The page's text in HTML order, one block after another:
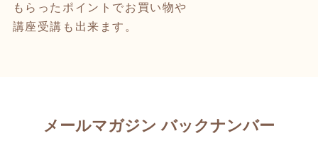
もらったポイントでお買い物や
講座受講も出来ます。
メールマガジン バックナンバー